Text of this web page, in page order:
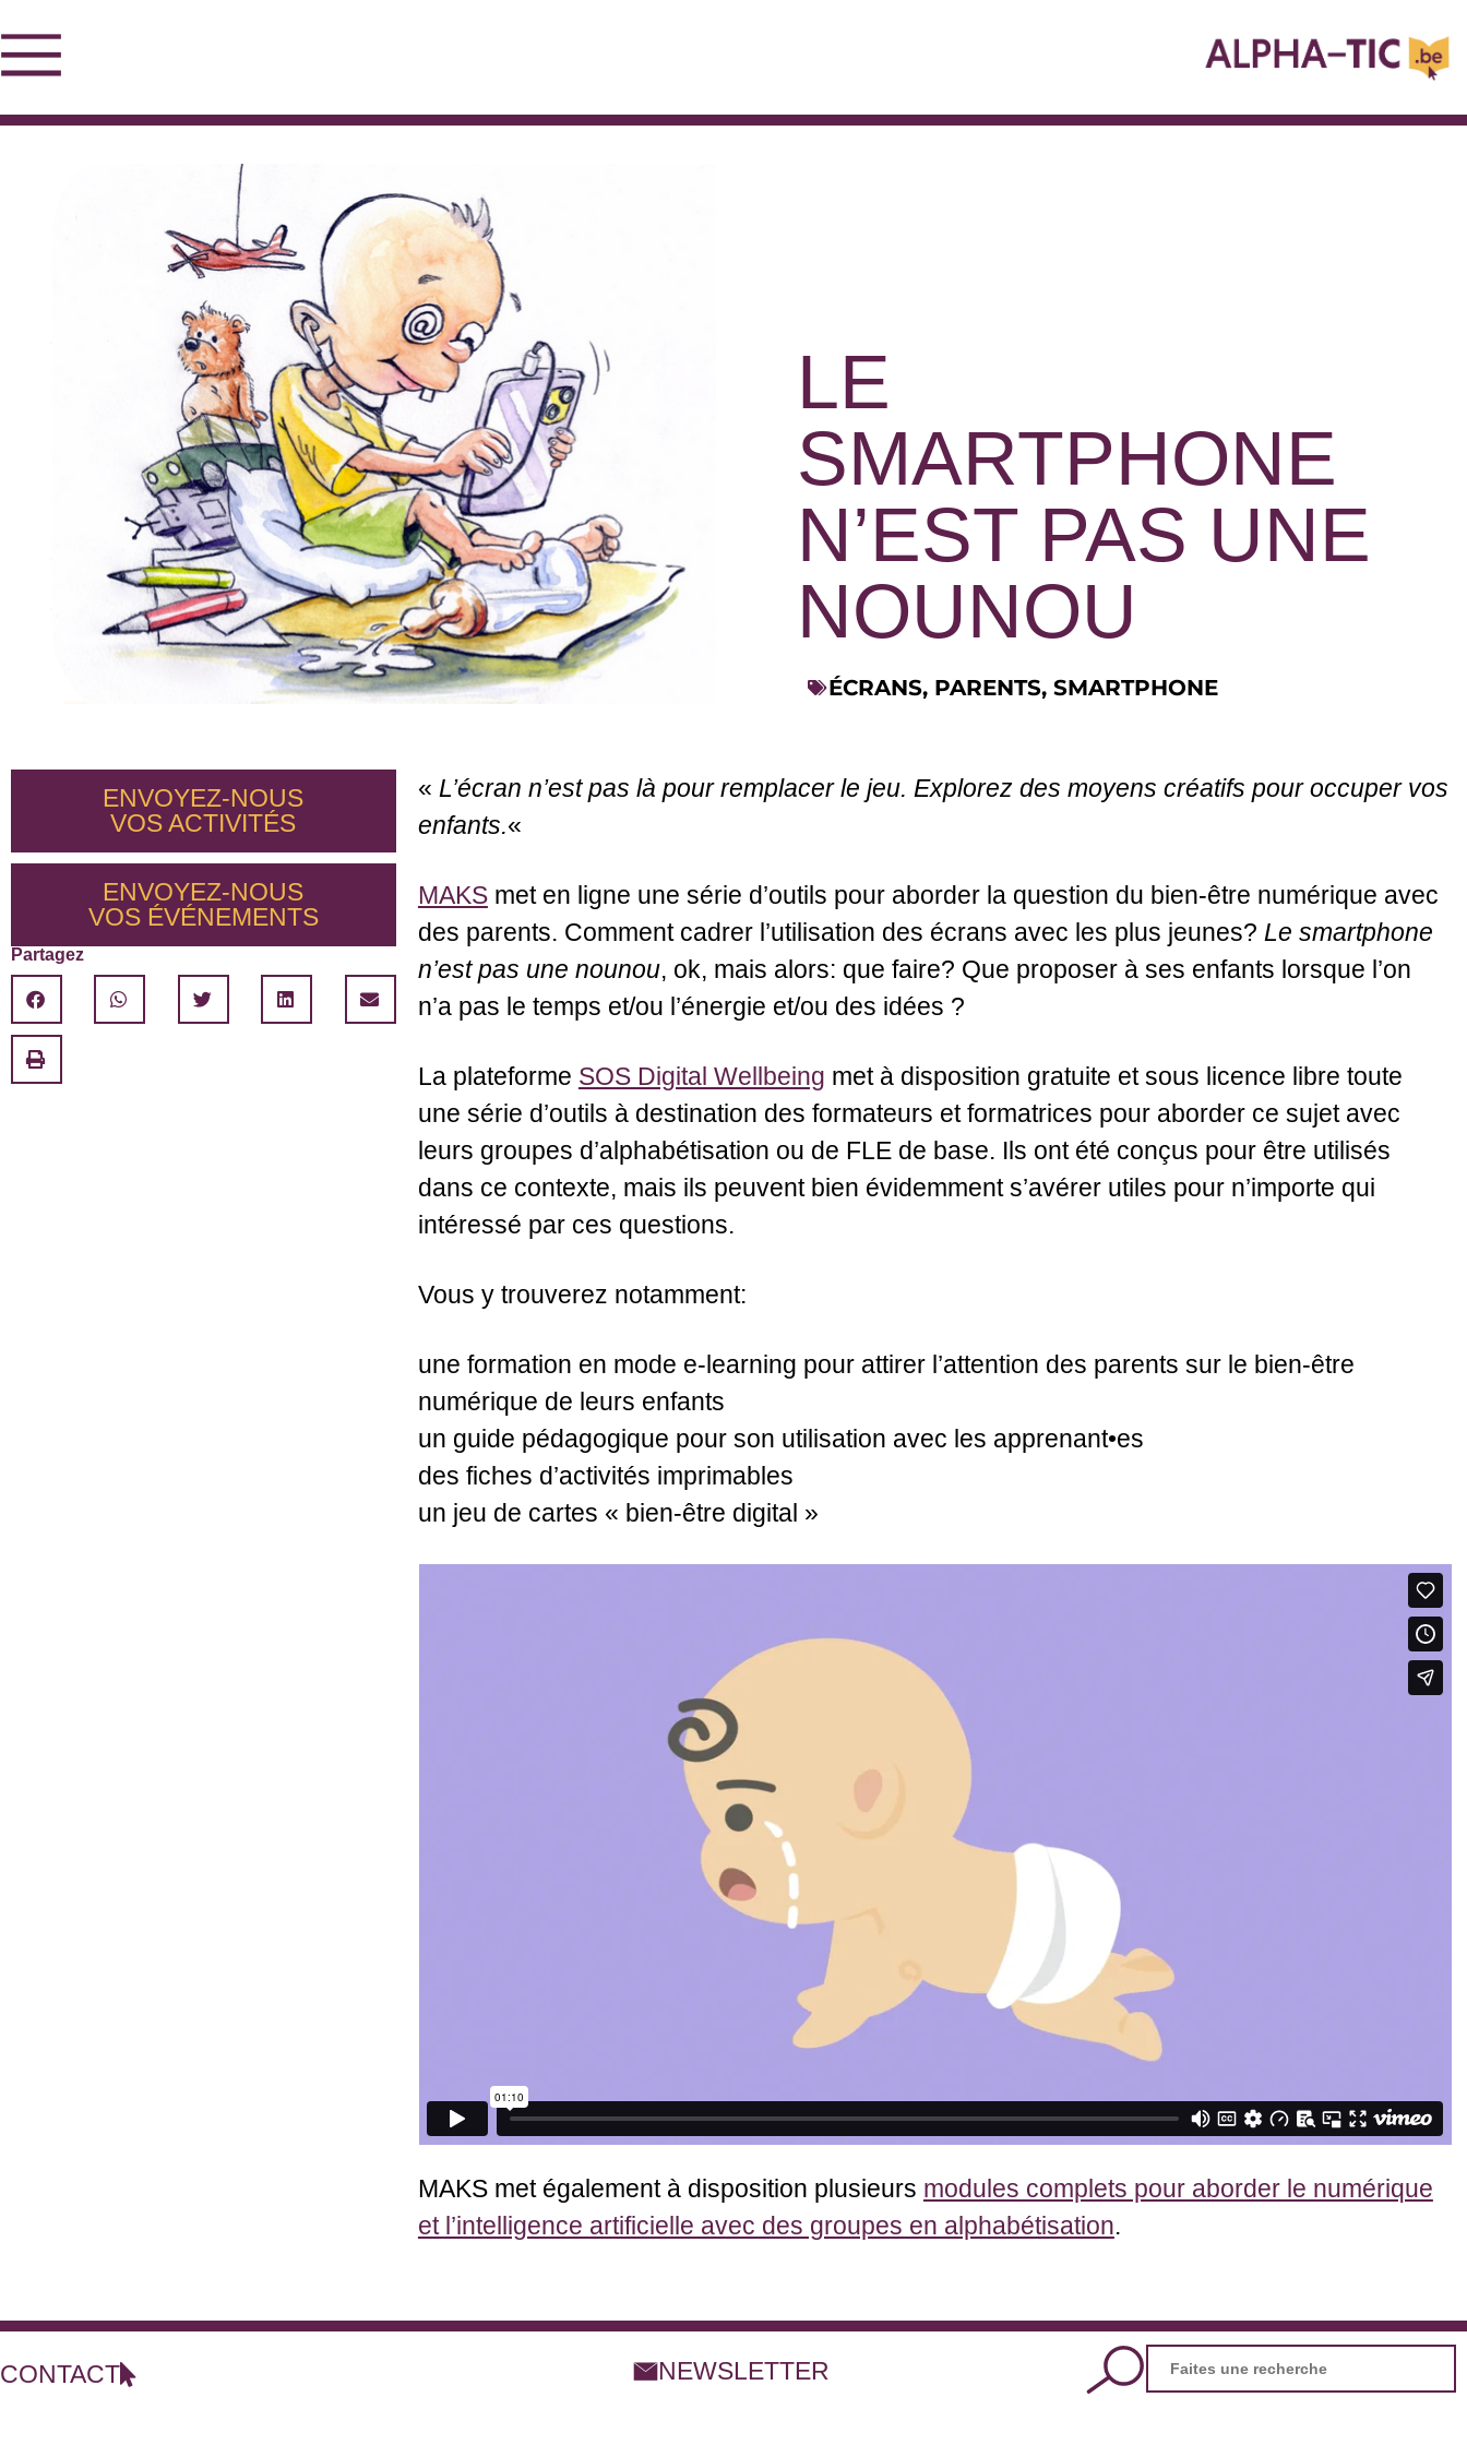
LE
SMARTPHONE
N’EST PAS UNE
NOUNOU
ÉCRANS, PARENTS,SMARTPHONE
ENVOYEZ-NOUS
VOSACTIVITÉS
ENVOYEZ-NOUS
VOS ÉVÉNEMENTS
Partagez
« L’écran n’est pas là pour remplacer le jeu. Explorez des moyens créatifs pour occuper vos
enfants.«
MAKSmet en ligne une série d’outils pour aborder la question du bien-être numérique avec
des parents. Comment cadrer l’utilisation des écrans avec les plus jeunes? Le smartphone
n’est pas une nounou, ok, mais alors: que faire? Que proposer à ses enfants lorsque l’on
n’a pas le temps et/ou l’énergie et/ou des idées ?
La plateforme SOS Digital Wellbeing met à disposition gratuite et sous licence libre toute
une série d’outils à destination des formateurs et formatrices pour aborder ce sujet avec
leurs groupes d’alphabétisation ou de FLE de base. Ils ont été conçus pour être utilisés
dans ce contexte, mais ils peuvent bien évidemment s’avérer utiles pour n’importe qui
intéressé par ces questions.
Vous y trouverez notamment:
une formation en mode e-learning pour attirer l’attention des parents sur le bien-être
numérique de leurs enfants
un guide pédagogique pour son utilisation avec les apprenant•es
des fiches d’activités imprimables
un jeu de cartes « bien-être digital »
MAKS met également à disposition plusieurs modules complets pour aborder le numérique
et l’intelligence artificielle avec des groupes en alphabétisation.
CONTACT NEWSLETTER
Search
for: